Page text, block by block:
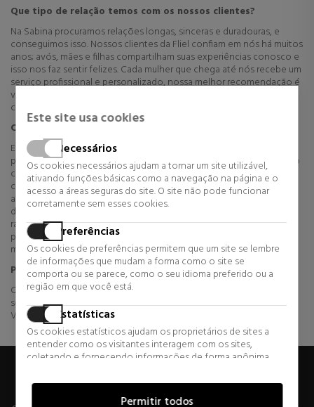
Este site usa cookies
Necessários
Os cookies necessários ajudam a tornar um site utilizável,
ativando funções básicas como a navegação na página e o
acesso a áreas seguras do site. O site não pode funcionar
corretamente sem esses cookies.
Preferências
Os cookies de preferências permitem que um site se lembre
de informações que mudam a forma como o site se
comporta ou se parece, como o seu idioma preferido ou a
região em que você está.
Estatísticas
Os cookies estatísticos ajudam os proprietários de sites a
entender como os visitantes interagem com os sites,
coletando e fornecendo informações de forma anônima.
Marketing
Os cookies de marketing são usados para rastrear visitantes
Permitir todos
Que tipo de relação temos com os nossos clientes?
Na Sabina procuramos relações longas, sinceras e duradouras, e
conseguimos isso. Nossos clientes da Fliel confiam em nós há muitos
anos; avós, mães e filhas compartilham suas experiências conosco e
isso nos faz sentir felizes. Cada mulher que chega até nós recebe um
serviço profissional e personalizado, nossa melhor recomendação é
viver uma EXPERIÊNCIA UNIQUE da mão da Sabina, e compartilhá-la
com seus amigos, que receberemos de braços abertos.
Como podes aconselhar-me?
Em nosso site temos, além de uma descrição detalhada de cada
produto, um telefone de atendimento ao cliente (902 200 245), cujo
custo é o de uma chamada local, e depois do qual vários
conselheiros irão responder a quaisquer perguntas que você tem,
além
disso, em nosso chat ao vivo (ao pé deste site), você será atendido
rapidamente e pessoalmente durante o seu processo de compra
para que sua experiência em nosso site é inesquecível e, como
milhares de mulheres e homens, confiar em sua beleza Sabina.
Posso estar a par das tendências e da beleza?
Claro que criámos uma referência para as pessoas que gostam de se
sentir bonitas, no nosso BLOCO DE BELEZA, que pode visitar aqui.
Vamos mantê-lo actualizado para que não perca nenhum detalhe.
RECEBER OFERTAS ESPECIAIS